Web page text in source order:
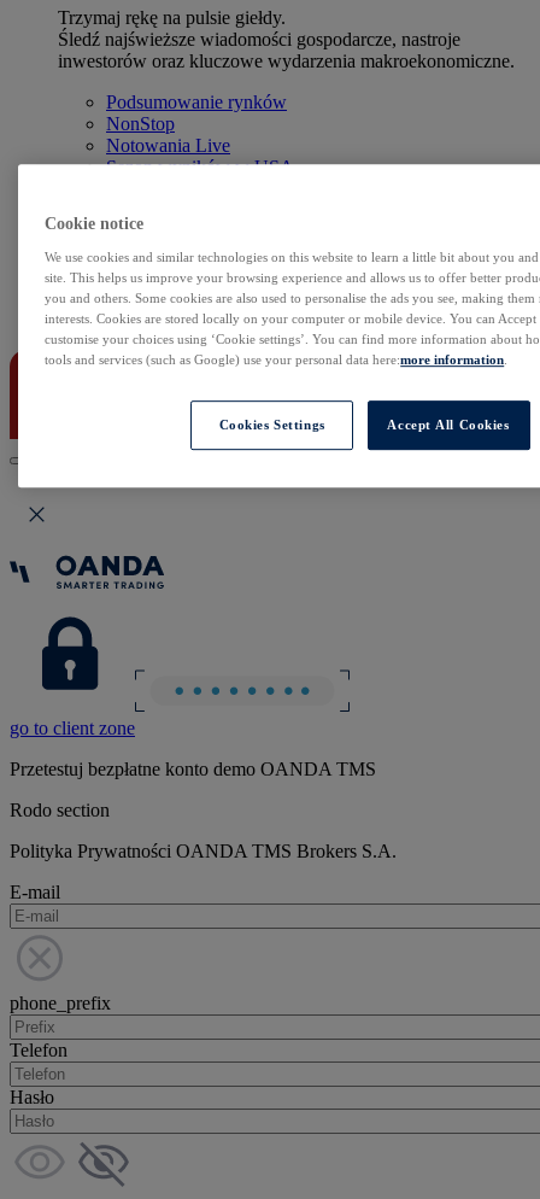
Trzymaj rękę na pulsie giełdy.
Śledź najświeższe wiadomości gospodarcze, nastroje
inwestorów oraz kluczowe wydarzenia makroekonomiczne.
Podsumowanie rynków
NonStop
Notowania Live
Sezon wyników w USA
Zdarzenia korporacyjne
Sentyment Klientów
Rolowania
Kontakt
go to client zone
Przetestuj bezpłatne konto demo OANDA TMS
Rodo section
Polityka Prywatności OANDA TMS Brokers S.A.
E-mail
phone_prefix
Telefon
Hasło
Cookie notice
We use cookies and similar technologies on this website to learn a little bit about you
site. This helps us improve your browsing experience and allows us to offer better
you and others. Some cookies are also used to personalise the ads you see, making
interests. Cookies are stored locally on your computer or mobile device. You can
customise your choices using ‘Cookie settings’. You can find more information about
tools and services (such as Google) use your personal data here:more information
Cookies Settings Accept All Cookies